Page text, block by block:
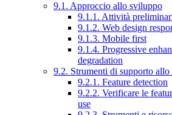
9.1. Approccio allo sviluppo
9.1.1. Attività
9.1.2. Web design
9.1.3. Mobile first
9.1.4. Progressive
degradation
9.2. Strumenti di supporto
9.2.1. Feature detection
9.2.2. Verificare le
use